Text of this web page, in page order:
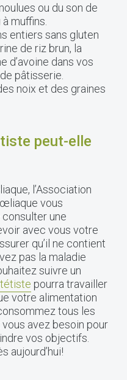
ou du son de
muffins.
entiers sans gluten
de riz brun, la
d’avoine dans vos
pâtisserie.
noix et des graines
peut-elle
l’Association
vous
une
avec vous votre
qu’il ne contient
pas la maladie
suivre un
pourra travailler
votre alimentation
tous les
avez besoin pour
vos objectifs.
aujourd’hui!